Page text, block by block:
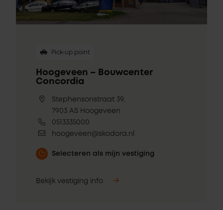
Pick-up point
Hoogeveen – Bouwcenter
Concordia
Stephensonstraat 39,
7903 AS Hoogeveen
0513335000
hoogeveen@skodora.nl
Selecteren als mijn vestiging
Bekijk vestiging info